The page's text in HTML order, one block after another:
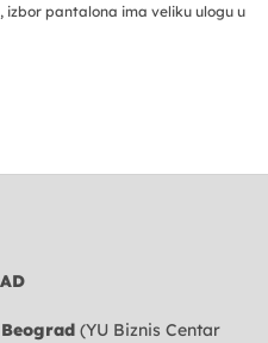
pantalona ima veliku ulogu u
(YU Biznis Centar